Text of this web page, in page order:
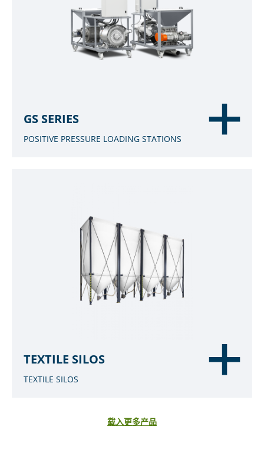
GS SERIES
POSITIVE PRESSURE LOADING STATIONS
TEXTILE SILOS
TEXTILE SILOS
载入更多产品